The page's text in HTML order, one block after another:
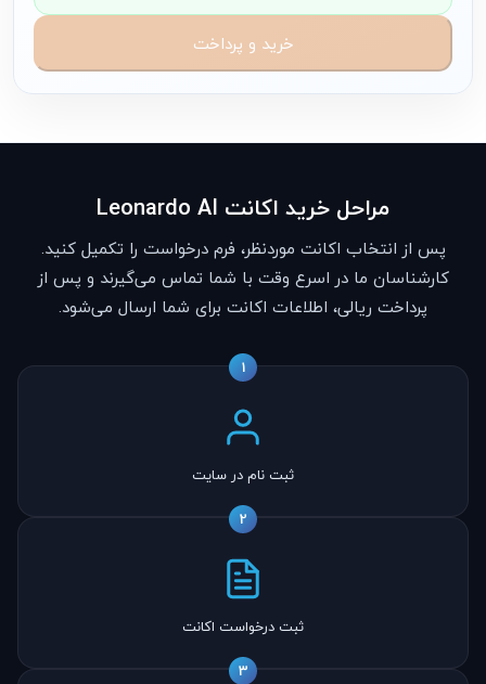
خرید و پرداخت
مراحل خرید اکانت Leonardo AI
پس از انتخاب اکانت موردنظر، فرم درخواست را تکمیل کنید.
کارشناسان ما در اسرع وقت با شما تماس می‌گیرند و پس از
پرداخت ریالی، اطلاعات اکانت برای شما ارسال می‌شود.
1
ثبت نام در سایت
2
ثبت درخواست اکانت
3